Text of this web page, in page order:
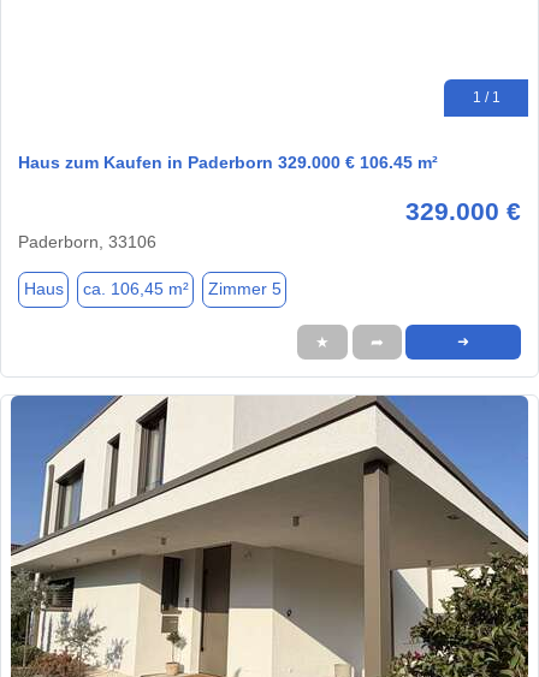
1 / 1
Haus zum Kaufen in Paderborn 329.000 € 106.45 m²
329.000 €
Paderborn, 33106
Haus ca. 106,45 m² Zimmer 5
★ ➦ ➜